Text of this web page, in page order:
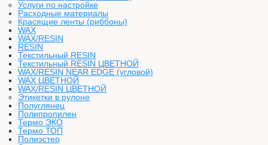
Услуги по настройке
Расходные материалы
Красящие ленты (риббоны)
WAX
WAX/RESIN
RESIN
Текстильный RESIN
Текстильный RESIN ЦВЕТНОЙ
WAX/RESIN NEAR EDGE (угловой)
WAX ЦВЕТНОЙ
WAX/RESIN ЦВЕТНОЙ
Этикетки в рулоне
Полуглянец
Полипропилен
Термо ЭКО
Термо ТОП
Полиэстер